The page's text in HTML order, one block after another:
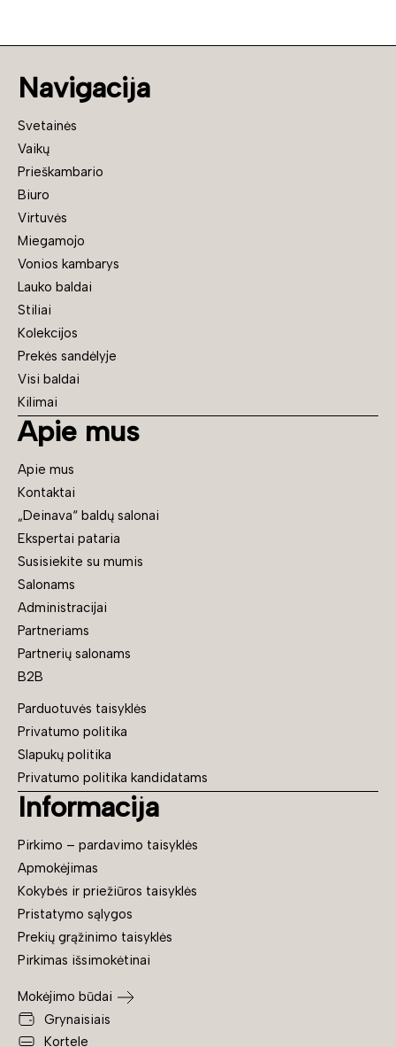
Navigacija
Svetainės
Vaikų
Prieškambario
Biuro
Virtuvės
Miegamojo
Vonios kambarys
Lauko baldai
Stiliai
Kolekcijos
Prekės sandėlyje
Visi baldai
Kilimai
Apie mus
Apie mus
Kontaktai
„Deinava“ baldų salonai
Ekspertai pataria
Susisiekite su mumis
Salonams
Administracijai
Partneriams
Partnerių salonams
B2B
Parduotuvės taisyklės
Privatumo politika
Slapukų politika
Privatumo politika kandidatams
Informacija
Pirkimo – pardavimo taisyklės
Apmokėjimas
Kokybės ir priežiūros taisyklės
Pristatymo sąlygos
Prekių grąžinimo taisyklės
Pirkimas išsimokėtinai
Mokėjimo būdai
Grynaisiais
Kortele